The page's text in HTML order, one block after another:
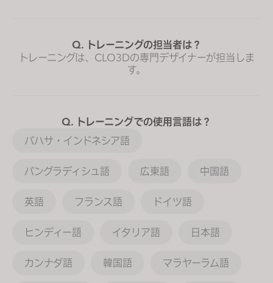
Q. トレーニングの担当者は？
トレーニングは、CLO3Dの専門デザイナーが担当しま
す。
Q. トレーニングでの使用言語は？
バハサ・インドネシア語
バングラディシュ語 広東語 中国語
英語 フランス語 ドイツ語
ヒンディー語 イタリア語 日本語
カンナダ語 韓国語 マラヤーラム語